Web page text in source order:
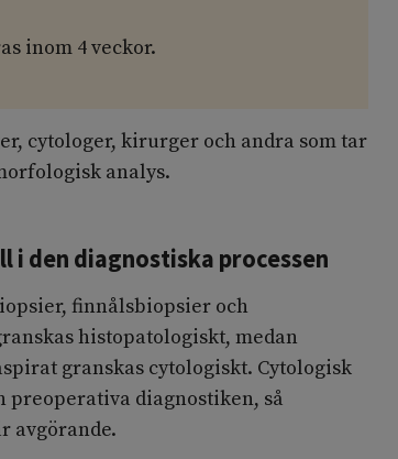
inom 4 veckor.
cytologer, kirurger och andra som tar
analys.
i den diagnostiska processen
finnålsbiopsier och
histopatologiskt, medan
granskas cytologiskt. Cytologisk
preoperativa diagnostiken, så
avgörande.